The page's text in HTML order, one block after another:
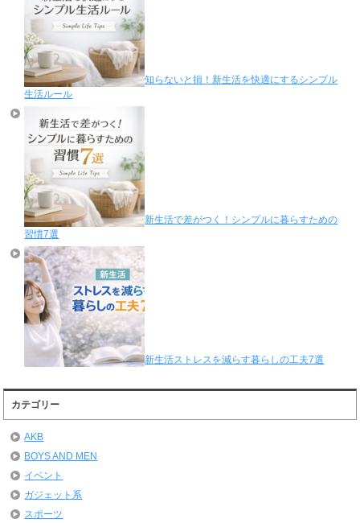
知らないと損！新生活を快適にするシンプル
生活ルール
新生活で差がつく！シンプルに暮らすための
習慣7選
新生活ストレスを減らす暮らしの工夫7選
カテゴリー
AKB
BOYS AND MEN
イベント
ガジェット系
スポーツ